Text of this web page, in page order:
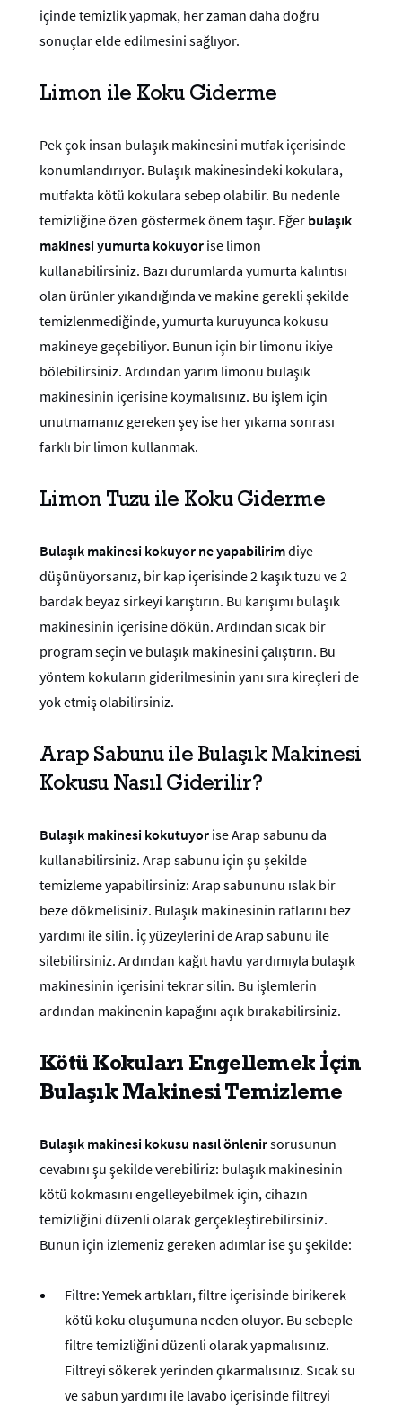
içinde temizlik yapmak, her zaman daha doğru
sonuçlar elde edilmesini sağlıyor.
Limon ile Koku Giderme
Pek çok insan bulaşık makinesini mutfak içerisinde
konumlandırıyor. Bulaşık makinesindeki kokulara,
mutfakta kötü kokulara sebep olabilir. Bu nedenle
temizliğine özen göstermek önem taşır. Eğer bulaşık
makinesi yumurta kokuyor ise limon
kullanabilirsiniz. Bazı durumlarda yumurta kalıntısı
olan ürünler yıkandığında ve makine gerekli şekilde
temizlenmediğinde, yumurta kuruyunca kokusu
makineye geçebiliyor. Bunun için bir limonu ikiye
bölebilirsiniz. Ardından yarım limonu bulaşık
makinesinin içerisine koymalısınız. Bu işlem için
unutmamanız gereken şey ise her yıkama sonrası
farklı bir limon kullanmak.
Limon Tuzu ile Koku Giderme
Bulaşık makinesi kokuyor ne yapabilirimdiye
düşünüyorsanız, bir kap içerisinde 2 kaşık tuzu ve 2
bardak beyaz sirkeyi karıştırın. Bu karışımı bulaşık
makinesinin içerisine dökün. Ardından sıcak bir
program seçin ve bulaşık makinesini çalıştırın. Bu
yöntem kokuların giderilmesinin yanı sıra kireçleri de
yok etmiş olabilirsiniz.
Arap Sabunu ile Bulaşık Makinesi
Kokusu Nasıl Giderilir?
Bulaşık makinesi kokutuyor ise Arap sabunu da
kullanabilirsiniz. Arap sabunu için şu şekilde
temizleme yapabilirsiniz: Arap sabununu ıslak bir
beze dökmelisiniz. Bulaşık makinesinin raflarını bez
yardımı ile silin. İç yüzeylerini de Arap sabunu ile
silebilirsiniz. Ardından kağıt havlu yardımıyla bulaşık
makinesinin içerisini tekrar silin. Bu işlemlerin
ardından makinenin kapağını açık bırakabilirsiniz.
Kötü Kokuları Engellemek İçin
Bulaşık Makinesi Temizleme
Bulaşık makinesi kokusu nasıl önlenirsorusunun
cevabını şu şekilde verebiliriz: bulaşık makinesinin
kötü kokmasını engelleyebilmek için, cihazın
temizliğini düzenli olarak gerçekleştirebilirsiniz.
Bunun için izlemeniz gereken adımlar ise şu şekilde:
Filtre: Yemek artıkları, filtre içerisinde birikerek
kötü koku oluşumuna neden oluyor. Bu sebeple
filtre temizliğini düzenli olarak yapmalısınız.
Filtreyi sökerek yerinden çıkarmalısınız. Sıcak su
ve sabun yardımı ile lavabo içerisinde filtreyi